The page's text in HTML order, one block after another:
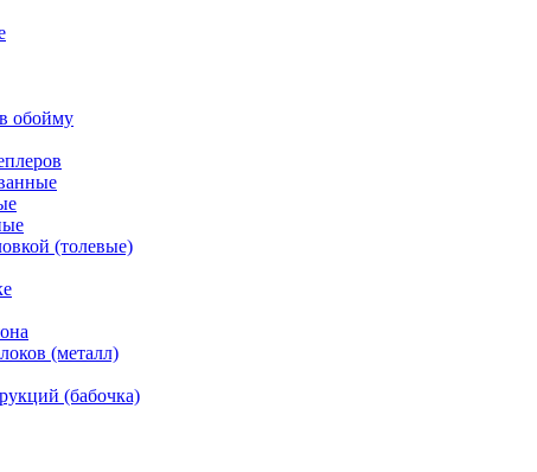
обойму
(толевые)
(металл)
(бабочка)